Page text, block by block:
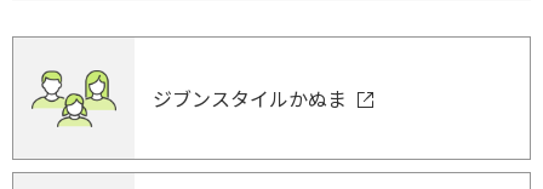
ジブンスタイルかぬま